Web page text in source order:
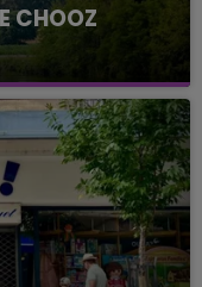
CHOOZ
centrale
Une situation
qui est toujours